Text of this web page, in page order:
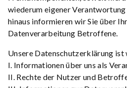
wiederum eigener
hinaus informieren wir Sie über
Datenverarbeitung Betroffene.
Unsere Datenschutzerklärung
I. Informationen über uns als
II. Rechte der Nutzer und